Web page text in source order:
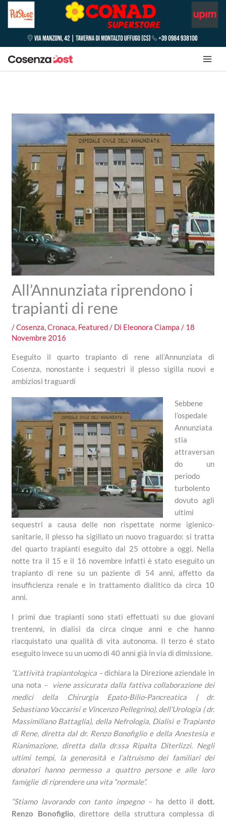
All’Annunziata riprendono i
trapianti di rene
/Cosenza ,Cronaca Featured / Di Eleonora Ciampa / 18
Novembre 2016
Eseguito il quarto trapianto di rene all’Annunziata di
Cosenza, nonostante i sequestri il plesso sigilla nuovi e
ambiziosi traguardi
Sebbene
l’ospedale
Annunziata
stia
attraversan
do un
periodo
turbolento
dovuto agli
ultimi
sequestri a causa delle non rispettate norme igienico-
sanitarie, il plesso ha sigillato un nuovo traguardo: si tratta
del quarto trapianti eseguito dal 25 ottobre a oggi. Nella
notte tra il 15 e il 16 novembre infatti è stato eseguito un
trapianto di rene su un paziente di 54 anni, affetto da
insufficienza renale e in trattamento dialitico da circa 10
anni.
I primi due trapianti sono stati effettuati su due giovani
trentenni, in dialisi da circa cinque anni e che hanno
riacquistato una qualità di vita autonoma. Il terzo è stato
eseguito invece su un uomo di 40 anni già in via di dimissione.
“L’attività trapiantologica –dichiara la Direzione aziendale in
una nota – viene assicurata dalla fattiva collaborazione dei
medici della Chirurgia Epato-Bilio-Pancreatica ( dr.
Sebastiano Vaccarisi e Vincenzo Pellegrino), dell’Urologia ( dr.
Massimiliano Battaglia), della Nefrologia, Dialisi e Trapianto
di Rene, diretta dal dr. Renzo Bonofiglio e della Anestesia e
Rianimazione, diretta dalla dr.ssa Ripalta Diterlizzi. Negli
ultimi tempi, la generosità e l’altruismo dei familiari dei
donatori hanno permesso a quattro persone e alle loro
famiglie di riprendere una vita “normale”.
“Stiamo lavorando con tanto impegno – ha detto il dott.
Renzo Bonofiglio , direttore della struttura complessa di